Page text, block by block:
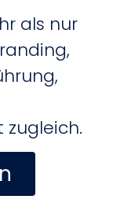
als nur